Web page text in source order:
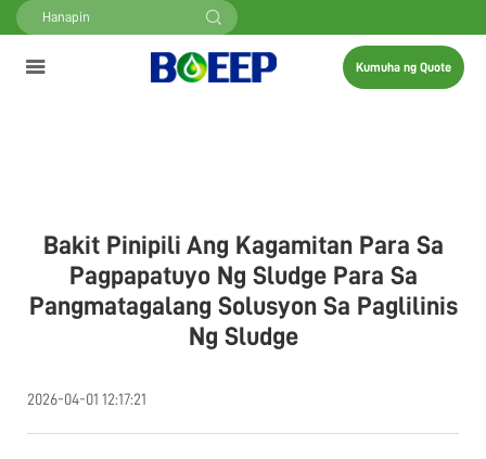
Kumuha ng Quote
Bakit Pinipili Ang Kagamitan Para Sa
Pagpapatuyo Ng Sludge Para Sa
Pangmatagalang Solusyon Sa Paglilinis
Ng Sludge
2026-04-01 12:17:21